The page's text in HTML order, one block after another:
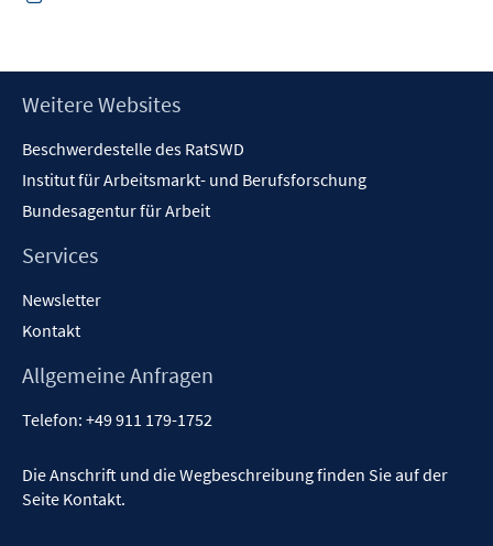
öffnen
Footer
Weitere Websites
Beschwerdestelle des RatSWD
Institut für Arbeitsmarkt- und Berufsforschung
Bundesagentur für Arbeit
Services
Newsletter
Kontakt
Allgemeine Anfragen
Telefon: +49 911 179-1752
Die Anschrift und die Wegbeschreibung finden Sie auf der
Seite Kontakt.